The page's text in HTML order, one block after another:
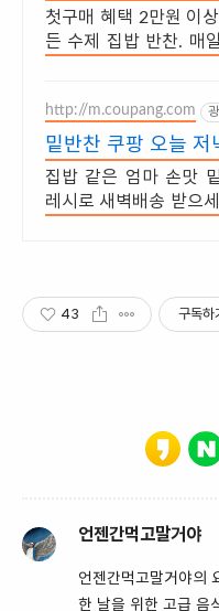
일반찬
첫구매 혜택 2만원 이
든 수제 집밥 반찬. 매
http://m.coupang.com
밑반찬 쿠팡 오늘 저
집밥 같은 엄마 손맛
레시로 새벽배송 받으
43 구독하
언젠간먹고말거야
언젠간먹고말거야의
한 날을 위한 고급 음